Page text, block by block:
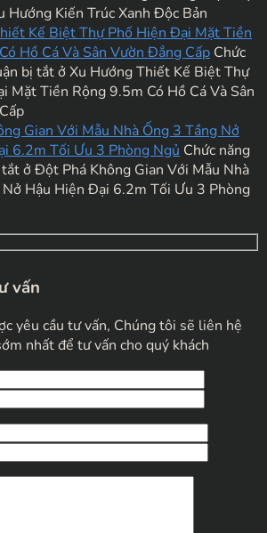
Hướng Kiến Trúc Xanh Độc Bản
Kế Biệt Thự Phố Hiện Đại Mặt Tiền
Hồ Cá Và Sân Vườn Đẳng Cấp Chức
bị tắtở Xu Hướng Thiết Kế Biệt Thự
Mặt Tiền Rộng 9.5m Có Hồ Cá Và Sân
Gian Với Mẫu Nhà Ống 3 Tầng Nở
6.2m Tối Ưu 3 Phòng Ngủ Chức năng
tắtở Đột Phá Không Gian Với Mẫu Nhà
Nở Hậu Hiện Đại 6.2m Tối Ưu 3 Phòng
vấn
yêu cầu tư vấn, Chúng tôi sẽ liên hệ
nhất để tư vấn cho quý khách